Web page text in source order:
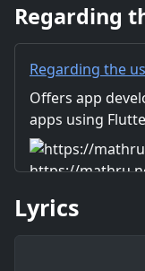
せる -- 「士の名
写る闇夜の残
Regarding
Regarding the
mathru.net |
Development
Unity/Music and
Production/
Distribution
Offers app
apps using
Includes
and videos
images and
We also accept
https://
Lyrics